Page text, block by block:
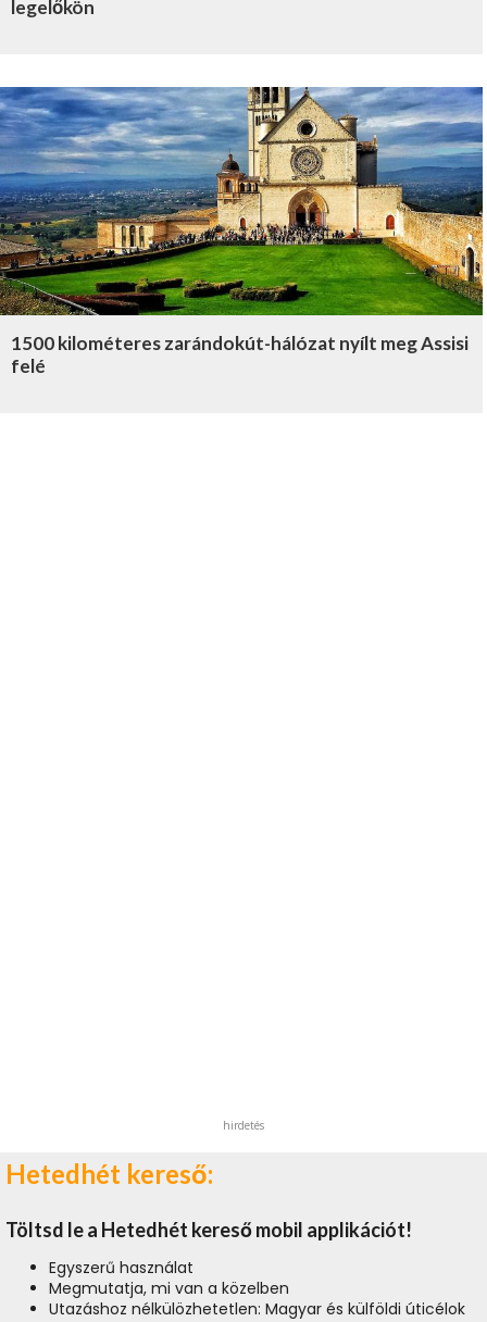
legelőkön
1500 kilométeres zarándokút-hálózat nyílt meg Assisi
felé
hirdetés
Hetedhét kereső:
Töltsd le a Hetedhét kereső mobil applikációt!
Egyszerű használat
Megmutatja, mi van a közelben
Utazáshoz nélkülözhetetlen: Magyar és külföldi úticélok